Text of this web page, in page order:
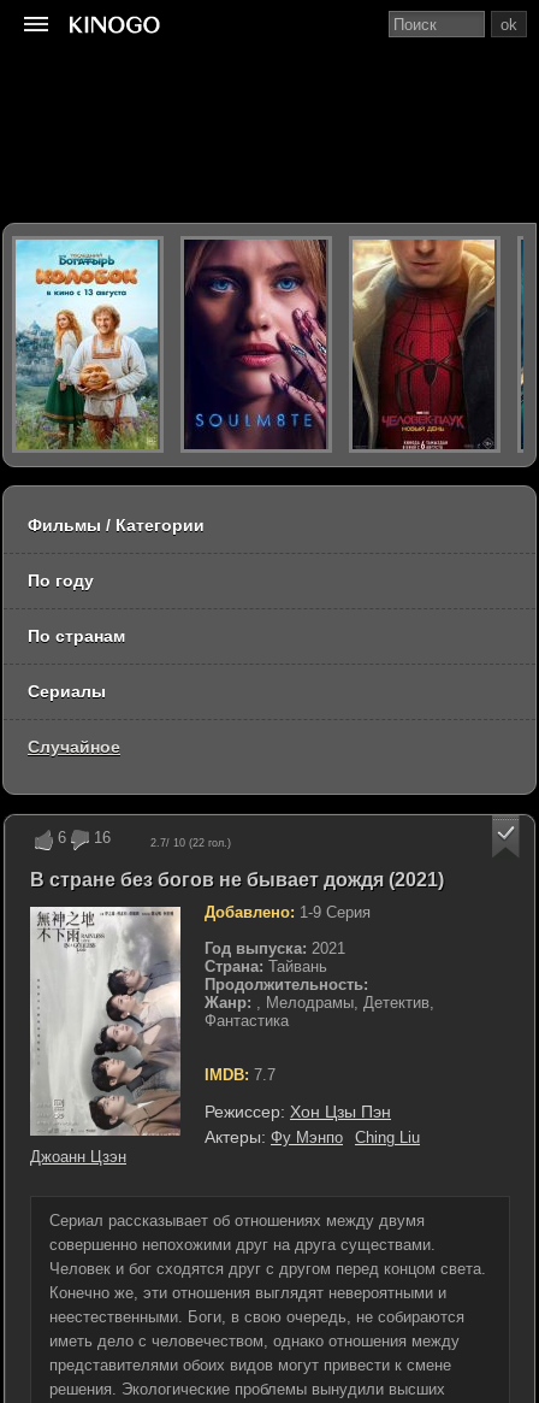
6 16 2.7/ 10 (22 гол.)
В стране без богов не бывает дождя (2021)
Добавлено: 1-9 Серия
Год выпуска: 2021
Страна: Тайвань
Продолжительность:
Жанр: , Мелодрамы, Детектив,
Фантастика
IMDB: 7.7
Режиссер: Хон Цзы Пэн
Актеры: Фу Мэнпо
Ching Liu
Джоанн Цзэн
Сериал рассказывает об отношениях между двумя
совершенно непохожими друг на друга существами.
Человек и бог сходятся друг с другом перед концом света.
Конечно же, эти отношения выглядят невероятными и
неестественными. Боги, в свою очередь, не собираются
иметь дело с человечеством, однако отношения между
представителями обоих видов могут привести к смене
решения. Экологические проблемы вынудили высших
ok
Фильмы / Категории
По году
По странам
Сериалы
Случайное